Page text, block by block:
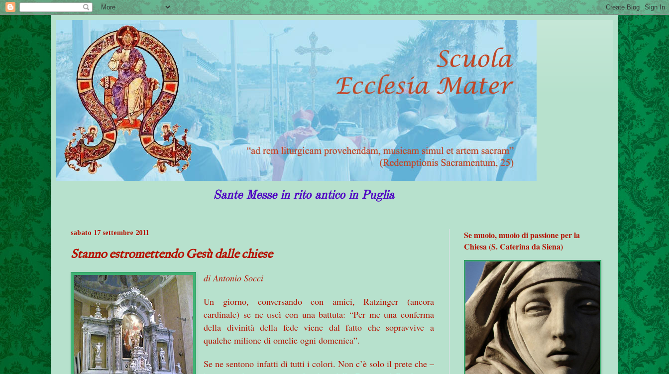
Sante Messe in rito antico in Puglia
sabato 17 settembre 2011
Stanno estromettendo Gesù dalle chiese
di Antonio Socci
Un giorno, conversando con amici, Ratzinger (ancora
cardinale) se ne uscì con una battuta: “Per me una conferma
della divinità della fede viene dal fatto che sopravvive a
qualche milione di omelie ogni domenica”.
Se ne sentono infatti di tutti i colori. Non c’è solo il prete che –
Se muoio, muoio di passione per la
Chiesa (S. Caterina da Siena)